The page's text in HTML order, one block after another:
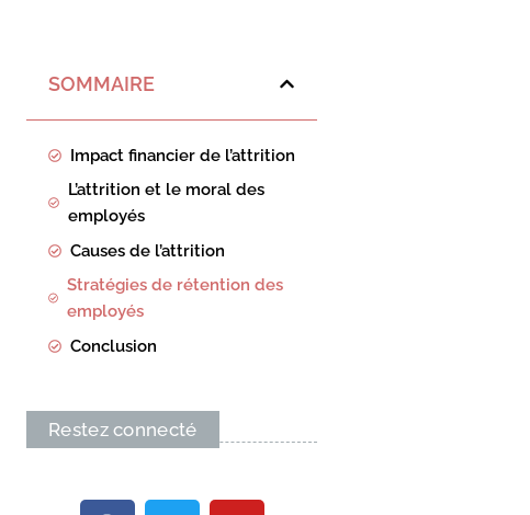
SOMMAIRE
Impact financier de l’attrition
L’attrition et le moral des
employés
Causes de l’attrition
Stratégies de rétention des
employés
Conclusion
Restez connecté